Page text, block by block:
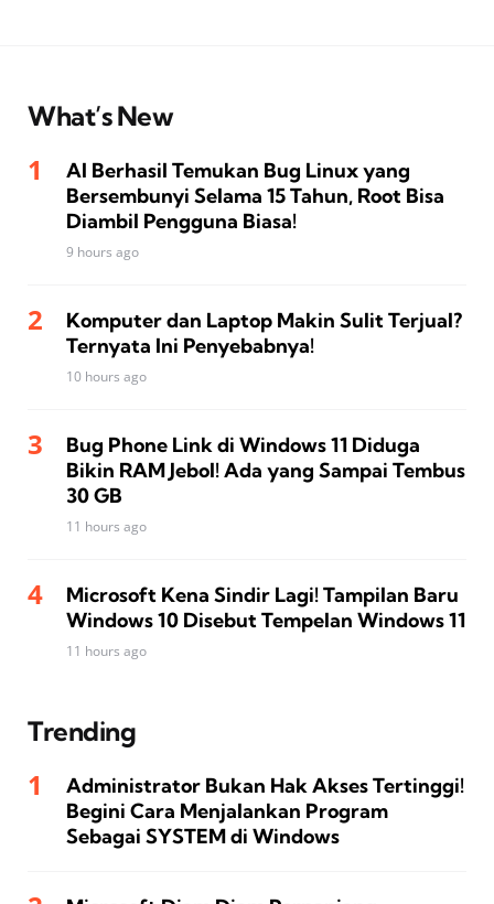
What’s New
AI Berhasil Temukan Bug Linux yang
Bersembunyi Selama 15 Tahun, Root Bisa
Diambil Pengguna Biasa!
9 hours ago
Komputer dan Laptop Makin Sulit Terjual?
Ternyata Ini Penyebabnya!
10 hours ago
Bug Phone Link di Windows 11 Diduga
Bikin RAM Jebol! Ada yang Sampai Tembus
30 GB
11 hours ago
Microsoft Kena Sindir Lagi! Tampilan Baru
Windows 10 Disebut Tempelan Windows 11
11 hours ago
Trending
Administrator Bukan Hak Akses Tertinggi!
Begini Cara Menjalankan Program
Sebagai SYSTEM di Windows